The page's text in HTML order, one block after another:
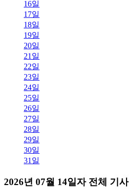
16일
17일
18일
19일
20일
21일
22일
23일
24일
25일
26일
27일
28일
29일
30일
31일
2026년 07월 14일자 전체 기사